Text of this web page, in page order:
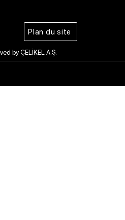
Plan du site
by ÇELİKEL A.Ş.